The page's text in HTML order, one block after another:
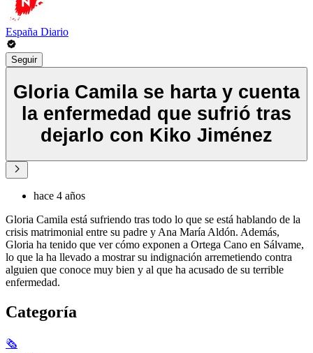
España Diario
Seguir
Gloria Camila se harta y cuenta
la enfermedad que sufrió tras
dejarlo con Kiko Jiménez
hace 4 años
Gloria Camila está sufriendo tras todo lo que se está hablando de la
crisis matrimonial entre su padre y Ana María Aldón. Además,
Gloria ha tenido que ver cómo exponen a Ortega Cano en Sálvame,
lo que la ha llevado a mostrar su indignación arremetiendo contra
alguien que conoce muy bien y al que ha acusado de su terrible
enfermedad.
Categoría
🗞